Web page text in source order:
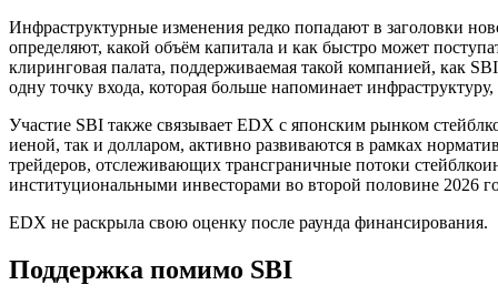
Инфраструктурные изменения редко попадают в заголовки
определяют, какой объём капитала и как быстро может
клиринговая палата, поддерживаемая такой компанией, как
одну точку входа, которая больше напоминает
Участие SBI также связывает EDX с японским рынком
иеной, так и долларом, активно развиваются в рамках
трейдеров, отслеживающих трансграничные потоки
институциональными инвесторами во второй половине 2026
EDX не раскрыла свою оценку после раунда финансирования.
Поддержка помимо SBI